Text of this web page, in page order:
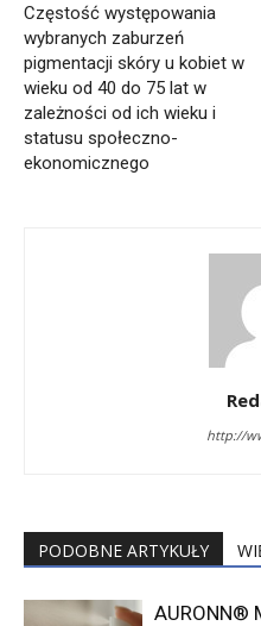
Częstość występowania
wybranych zaburzeń
pigmentacji skóry u kobiet w
wieku od 40 do 75 lat w
zależności od ich wieku i
statusu społeczno-
ekonomicznego
http://
PODOBNE ARTYKUŁY
AURONN®